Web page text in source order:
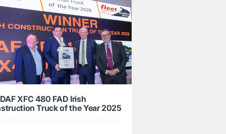
XFC 480 FAD Irish
Truck of the Year 2025